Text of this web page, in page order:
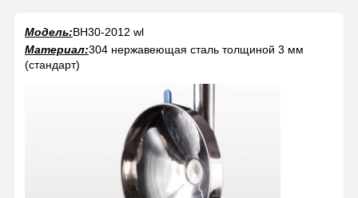
Модель:BH30-2012 wl
Материал:304 нержавеющая сталь толщиной 3 мм
(стандарт)